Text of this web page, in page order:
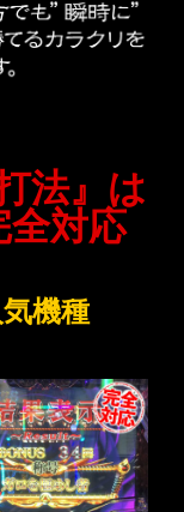
法』は
全対応
機種